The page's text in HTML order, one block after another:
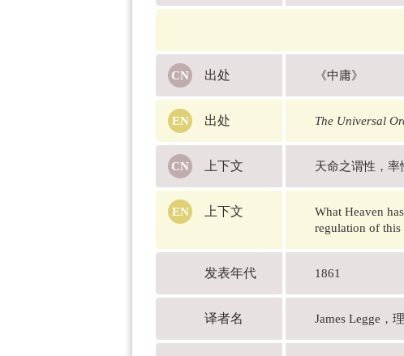
出处 《中庸》
出处 The Universal
上下文 天命之谓性，率
上下文
What Heaven
regulation of this
发表年代 1861
译者名 James Legge，